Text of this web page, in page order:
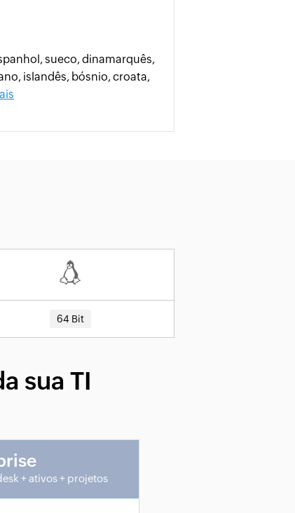
sueco, dinamarquês,
islandês, bósnio, croata,
64 Bit
sua TI
+ ativos + projetos